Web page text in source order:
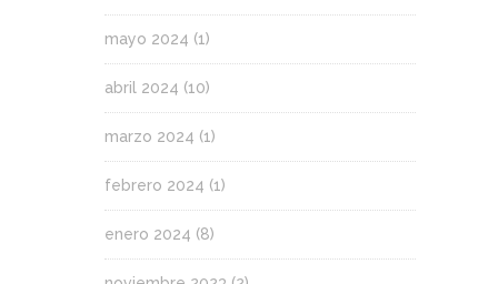
mayo 2024 (1)
abril 2024 (10)
marzo 2024 (1)
febrero 2024 (1)
enero 2024 (8)